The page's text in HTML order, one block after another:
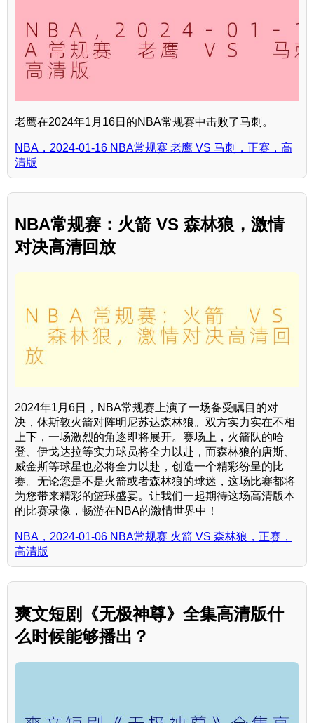
老鹰在2024年1月16日的NBA常规赛中击败了马刺。
NBA，2024-01-16 NBA常规赛 老鹰 VS 马刺，正赛，高
清版
NBA常规赛：火箭 VS 森林狼，激情
对决高清回放
2024年1月6日，NBA常规赛上演了一场备受瞩目的对
决，休斯敦火箭对阵明尼苏达森林狼。双方实力实在不相
上下，一场激烈的角逐即将展开。赛场上，火箭队的哈
登、伊戈达拉等实力球员将全力以赴，而森林狼的唐斯、
威金斯等球星也必将全力以赴，创造一个精彩纷呈的比
赛。无论您是不是火箭或者森林狼的球迷，这场比赛都将
为您带来精彩的篮球盛宴。让我们一起期待这场高清版本
的比赛录像，畅游在NBA的激情世界中！
NBA，2024-01-06 NBA常规赛 火箭 VS 森林狼，正赛，
高清版
爽文短剧《无极神尊》全集高清版什
么时候能够播出？